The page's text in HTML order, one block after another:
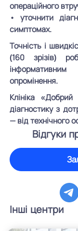
операційного
• уточнити
симптомах.
Точність і
(160 зрізів)
опромінення.
Клініка
діагностику з
— від технічного
Відгуки
Інші центри